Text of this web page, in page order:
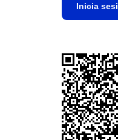
Inicia